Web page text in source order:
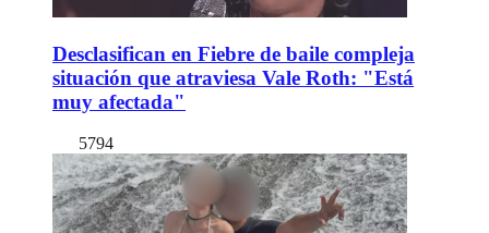
Desclasifican en Fiebre de baile compleja
situación que atraviesa Vale Roth: "Está
muy afectada"
5794